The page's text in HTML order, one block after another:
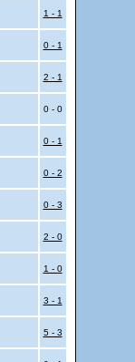
1 - 1
0 - 1
2 - 1
0 - 0
0 - 1
0 - 2
0 - 3
2 - 0
1 - 0
3 - 1
5 - 3